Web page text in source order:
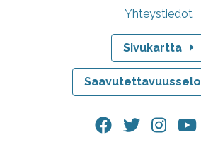
Yhteystiedot
Sivukartta
Facebook.
Twitter.